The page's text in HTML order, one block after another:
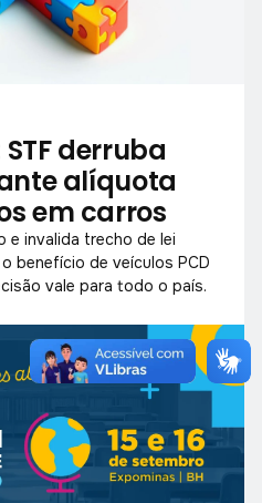
derruba
alíquota
em carros
e invalida trecho de lei
benefício de veículos PCD
vale para todo o país.